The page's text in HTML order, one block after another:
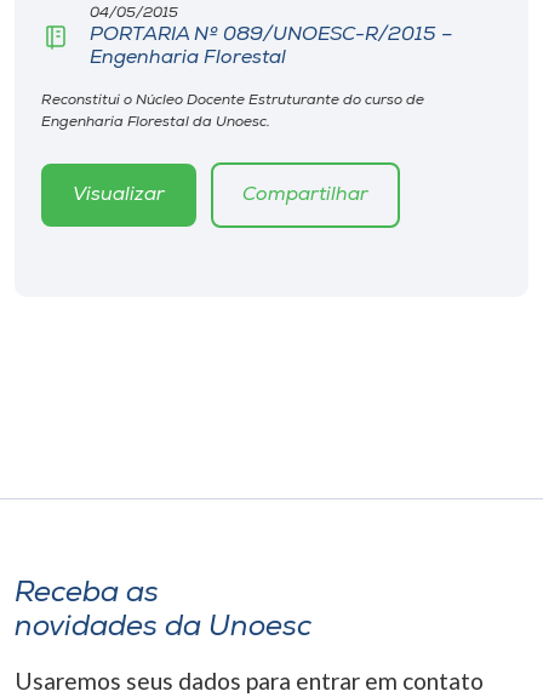
Biblioteca
Editora
Rádio
A+
04/05/2015
PORTARIA Nº 089/UNOESC-R/2015 –
Engenharia Florestal
Reconstitui o Núcleo Docente Estruturante do curso de
Engenharia Florestal da Unoesc.
Visualizar Compartilhar
Receba as
novidades da Unoesc
Usaremos seus dados para entrar em contato